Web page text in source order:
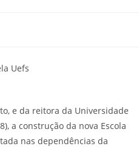
e da reitora da Universidade
a construção da nova Escola
nas dependências da